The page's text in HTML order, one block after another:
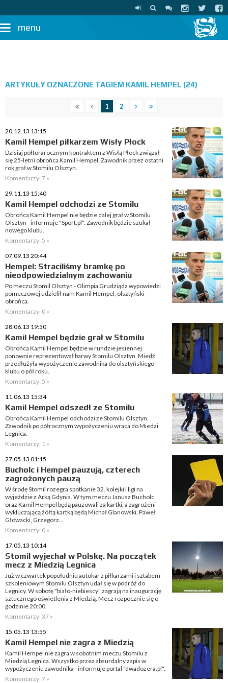
menu
ARTYKUŁY OZNACZONE TAGIEM KAMIL HEMPEL (24)
1 2
20.12.13 13:15
Kamil Hempel piłkarzem Wisły Płock
Dzisiaj półtorarocznym kontraktem z Wisłą Płock związał
się 25-letni obrońca Kamil Hempel. Zawodnik przez ostatni
rok grał w Stomilu Olsztyn.
Komentarzy: 7 »
29.11.13 15:40
Kamil Hempel odchodzi ze Stomilu
Obrońca Kamil Hempel nie będzie dalej grał w Stomilu
Olsztyn - informuje "Sport.pl". Zawodnik będzie szukał
nowego klubu.
Komentarzy: 5 »
07.09.13 20:44
Hempel: Straciliśmy bramkę po
nieodpowiedzialnym zachowaniu
Po meczu Stomil Olsztyn - Olimpia Grudziądz wypowiedzi
pomeczowej udzielił nam Kamil Hempel, olsztyński
obrońca.
Komentarzy: 0 »
28.06.13 19:50
Kamil Hempel będzie grał w Stomilu
Obrońca Kamil Hempel będzie w rundzie jesiennej
ponownie reprezentował barwy Stomilu Olsztyn. Miedź
przedłużyła wypożyczenie zawodnika do olsztyńskiego
klubu o pół roku.
Komentarzy: 5 »
11.06.13 15:34
Kamil Hempel odszedł ze Stomilu
Obrońca Kamil Hempel odchodzi ze Stomilu Olsztyn.
Zawodnik po półrocznym wypożyczeniu wraca do Miedzi
Legnica.
Komentarzy: 1 »
27.05.13 01:15
Bucholc i Hempel pauzują, czterech
zagrożonych pauzą
W środę Stomil rozegra spotkanie 32. kolejki I ligi na
wyjeździe z Arką Gdynia. W tym meczu Janusz Bucholc
oraz Kamil Hempel będą pauzowali za kartki, a zagrożeni
wykluczającą żółtą kartką będą Michał Glanowski, Paweł
Głowacki, Grzegorz...
Komentarzy: 0 »
17.05.13 10:14
Stomil wyjechał w Polskę. Na początek
mecz z Miedzią Legnica
Już w czwartek popołudniu autokar z piłkarzami i sztabem
szkoleniowym Stomilu Olsztyn udał się w podróż do
Legnicy. W sobotę "biało-niebiescy" zagrają na inaugurację
sztucznego oświetlenia z Miedzią. Mecz rozpocznie się o
godzinie 20:00.
Komentarzy: 37 »
15.05.13 13:55
Kamil Hempel nie zagra z Miedzią
Kamil Hempel nie zagra w sobotnim meczu Stomilu z
Miedzią Legnica. Wszystko przez absurdalny zapis w
wypożyczeniu zawodnika - informuje portal "dwadozera.pl".
Komentarzy: 7 »